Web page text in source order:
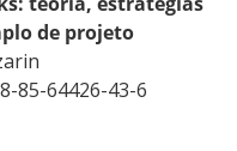
de projeto
85-64426-43-6